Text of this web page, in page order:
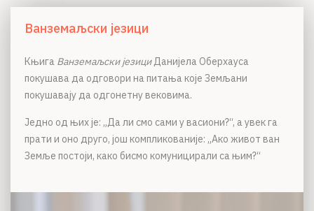
Ванземаљски језици
Књига Ванземаљски језициДанијела Оберхауса
покушава да одговори на питања које Земљани
покушавају да одгонетну вековима.
Једно од њих је: „Да ли смо сами у васиони?“, а увек га
прати и оно друго, још компликованије: „Ако живот ван
Земље постоји, како бисмо комуницирали са њим?“